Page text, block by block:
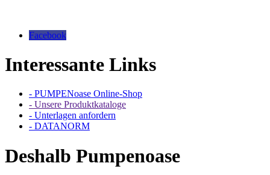
Facebook
Interessante Links
- PUMPENoase Online-Shop
- Unsere Produktkataloge
- Unterlagen anfordern
- DATANORM
Deshalb Pumpenoase